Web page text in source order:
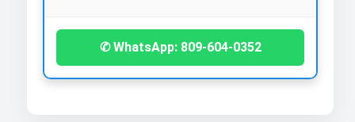
✆ WhatsApp: 809-604-0352